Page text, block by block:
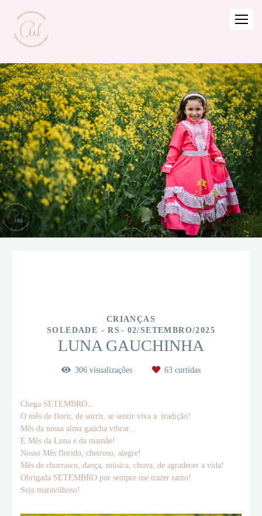
CRIANÇAS
SOLEDADE - RS
02/SETEMBRO/2025
LUNA GAUCHINHA
306 visualizações 63 curtidas
Chega SETEMBRO...
O mês de florir, de sorrir, se sentir viva a tradição!
Mês da nossa alma gaúcha vibrar...
E Mês da Luna e da mamãe!
Nosso Mês florido, cheiroso, alegre!
Mês de churrasco, dança, música, chuva, de agradecer a vida!
Obrigada SETEMBRO por sempre me trazer tanto!
Seja maravilhoso!